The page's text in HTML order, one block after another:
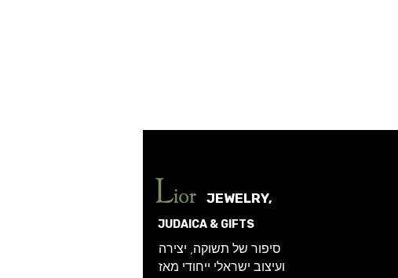
JEWELRY,
JUDAICA & GIFTS
סיפור של תשוקה, יצירה
ועיצוב ישראלי ייחודי מאז